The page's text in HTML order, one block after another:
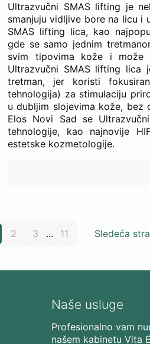
Ultrazvučni SMAS lifting je
smanjuju vidljive bore na licu i
SMAS lifting lica, kao
gde se samo jednim
svim tipovima kože i može
Ultrazvučni SMAS lifting lica
tretman, jer koristi
tehnologija) za stimulaciju
u dubljim slojevima kože, bez
Elos Novi Sad se
tehnologije, kao najnovije
estetske kozmetologije.
2 3 ... 11 Sledeća
Naše usluge
Profesionalno vam
našem kabinetu Vita